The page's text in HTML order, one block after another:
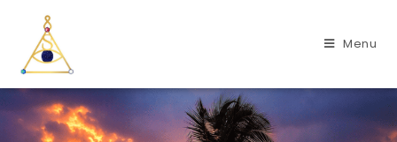
Menu